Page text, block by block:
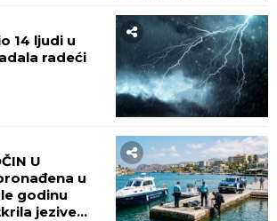
14 ljudi u
radeći
U
u
godinu
jezive